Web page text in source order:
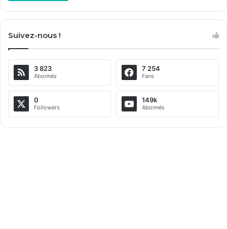
Suivez-nous !
3 823
Abonnés
7 254
Fans
0
Followers
149k
Abonnés